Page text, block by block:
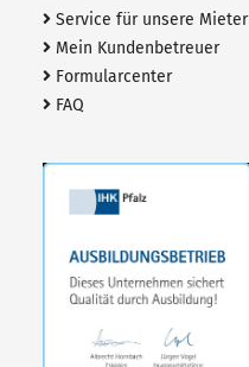
Service für unsere Mieter
Mein Kundenbetreuer
Formularcenter
FAQ